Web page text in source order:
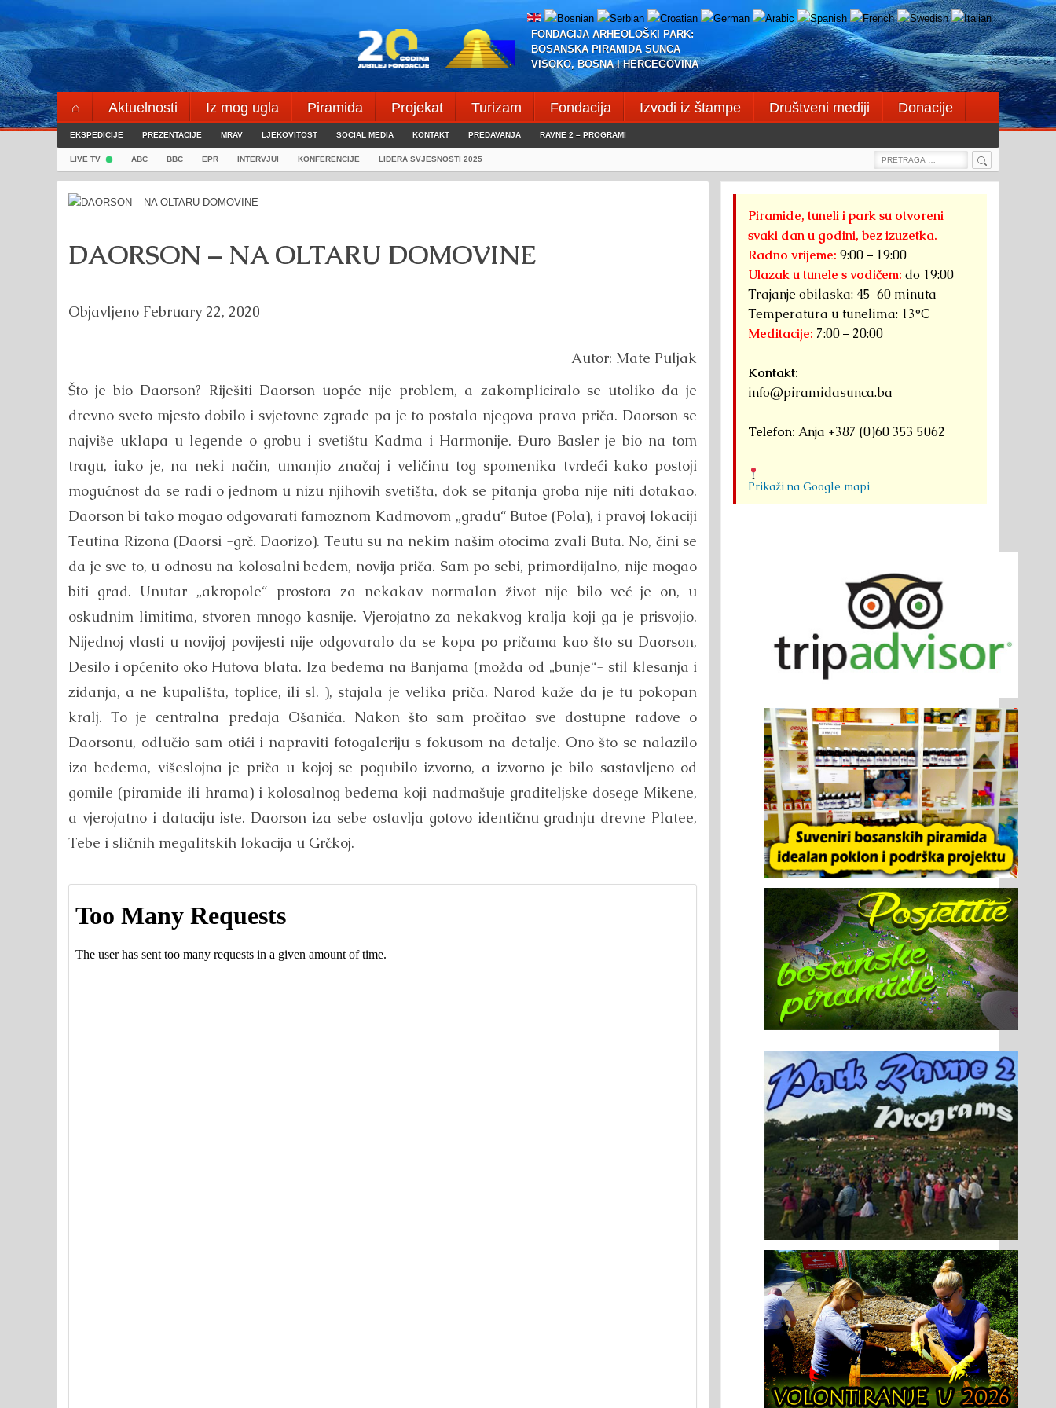
Skip
to
content
FONDACIJA ARHEOLOŠKI PARK:
BOSANSKA PIRAMIDA SUNCA
VISOKO, BOSNA I HERCEGOVINA
⌂ Aktuelnosti Iz mog ugla Piramida Projekat Turizam Fondacija Izvodi iz štampe Društveni mediji
Donacije
Blogeri
⌖
EKSPEDICIJE PREZENTACIJE MRAV LJEKOVITOST SOCIAL MEDIA KONTAKT PREDAVANJA RAVNE 2 – PROGRAMI
LIVE TV ABC BBC EPR INTERVJUI KONFERENCIJE LIDERA SVJESNOSTI 2025
Search
Search
DAORSON – NA OLTARU DOMOVINE
Objavljeno February 22, 2020
Autor: Mate Puljak
Što je bio Daorson? Riješiti Daorson uopće nije problem, a zakompliciralo se utoliko da je
drevno sveto mjesto dobilo i svjetovne zgrade pa je to postala njegova prava priča. Daorson se
najviše uklapa u legende o grobu i svetištu Kadma i Harmonije. Đuro Basler je bio na tom
tragu, iako je, na neki način, umanjio značaj i veličinu tog spomenika tvrdeći kako postoji
mogućnost da se radi o jednom u nizu njihovih svetišta, dok se pitanja groba nije niti dotakao.
Daorson bi tako mogao odgovarati famoznom Kadmovom „gradu“ Butoe (Pola), i pravoj lokaciji
Teutina Rizona (Daorsi -grč. Daorizo). Teutu su na nekim našim otocima zvali Buta. No, čini se
da je sve to, u odnosu na kolosalni bedem, novija priča. Sam po sebi, primordijalno, nije mogao
biti grad. Unutar „akropole“ prostora za nekakav normalan život nije bilo već je on, u
oskudnim limitima, stvoren mnogo kasnije. Vjerojatno za nekakvog kralja koji ga je prisvojio.
Nijednoj vlasti u novijoj povijesti nije odgovaralo da se kopa po pričama kao što su Daorson,
Desilo i općenito oko Hutova blata. Iza bedema na Banjama (možda od „bunje“- stil klesanja i
zidanja, a ne kupališta, toplice, ili sl. ), stajala je velika priča. Narod kaže da je tu pokopan
kralj. To je centralna predaja Ošanića. Nakon što sam pročitao sve dostupne radove o
Daorsonu, odlučio sam otići i napraviti fotogaleriju s fokusom na detalje. Ono što se nalazilo
iza bedema, višeslojna je priča u kojoj se pogubilo izvorno, a izvorno je bilo sastavljeno od
gomile (piramide ili hrama) i kolosalnog bedema koji nadmašuje graditeljske dosege Mikene,
a vjerojatno i dataciju iste. Daorson iza sebe ostavlja gotovo identičnu gradnju drevne Platee,
Tebe i sličnih megalitskih lokacija u Grčkoj.
Piramide, tuneli i park su otvoreni
svaki dan u godini, bez izuzetka.
Radno vrijeme: 9:00 – 19:00
Ulazak u tunele s vodičem: do 19:00
Trajanje obilaska: 45–60 minuta
Temperatura u tunelima: 13°C
Meditacije: 7:00 – 20:00
Kontakt:
info@piramidasunca.ba
Telefon: Anja +387 (0)60 353 5062
Prikaži na Google mapi